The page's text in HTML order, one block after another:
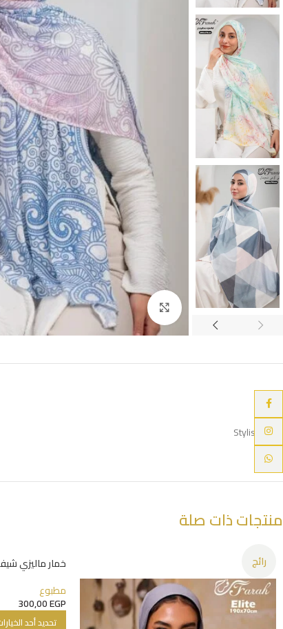
Click to enlarge
Stylish Scarf
منتجات ذات صلة
رائج
خمار ماليزي
مطبوع
300,00EGP
تحديد أحد
Instagram